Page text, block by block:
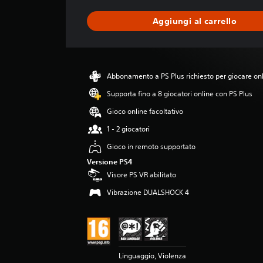
a
z
o
m
e
a
d
4
.
4
t
e
l
l
Aggiungi al carrello
Abbonamento a PS Plus richiesto per giocare
Supporta fino a 8 giocatori online con PS Plus
Gioco online facoltativo
1 - 2 giocatori
Gioco in remoto supportato
Versione PS4
Visore PS VR abilitato
Vibrazione DUALSHOCK 4
Linguaggio, Violenza